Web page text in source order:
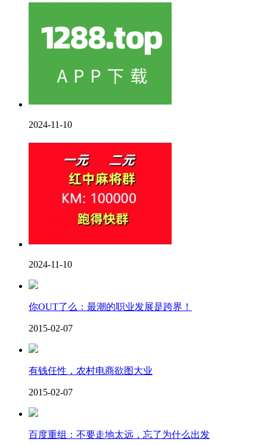
2024-11-10
2024-11-10
你OUT了么：最潮的职业发展是跨界！
2015-02-07
有钱任性，农村电商欲图大业
2015-02-07
百度重组：不要走地太远，忘了为什么出发